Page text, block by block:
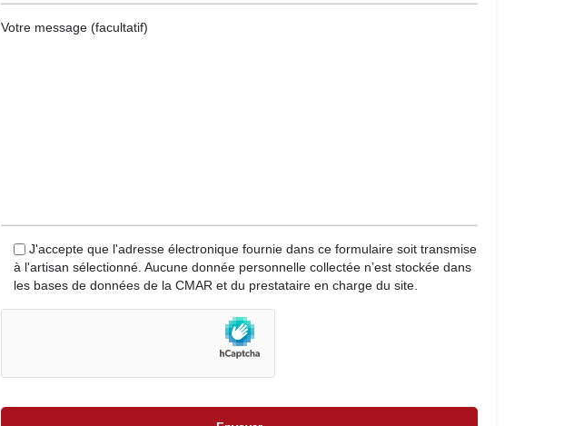
Votre message (facultatif)
J'accepte que l'adresse électronique fournie dans ce formulaire soit transmise
à l'artisan sélectionné. Aucune donnée personnelle collectée n’est stockée dans
les bases de données de la CMAR et du prestataire en charge du site.